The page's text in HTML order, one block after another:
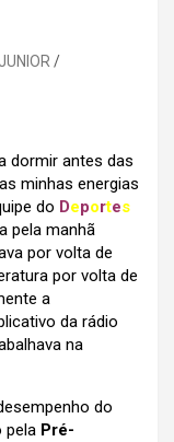
dormir antes das
minhas energias
do Deportes
pela manhã
por volta de
por volta de
a
da rádio
na
do
pela Pré-